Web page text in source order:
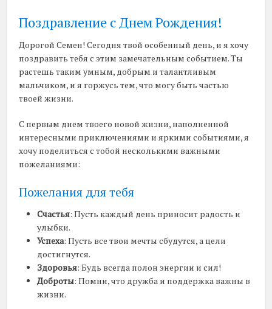
Поздравление с Днем Рождения!
Дорогой Семен! Сегодня твой особенный день, и я хочу
поздравить тебя с этим замечательным событием. Ты
растешь таким умным, добрым и талантливым
мальчиком, и я горжусь тем, что могу быть частью
твоей жизни.
С первым днем твоего новой жизни, наполненной
интересными приключениями и яркими событиями, я
хочу поделиться с тобой несколькими важными
пожеланиями:
Пожелания для тебя
Счастья: Пусть каждый день приносит радость и
улыбки.
Успеха: Пусть все твои мечты сбудутся, а цели
достигнутся.
Здоровья: Будь всегда полон энергии и сил!
Доброты: Помни, что дружба и поддержка важны в
жизни.